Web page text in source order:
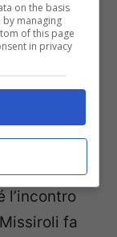
«Madame
se
moglie di
a poter
l’incontro
fa
on the basis
managing
of this page
in privacy